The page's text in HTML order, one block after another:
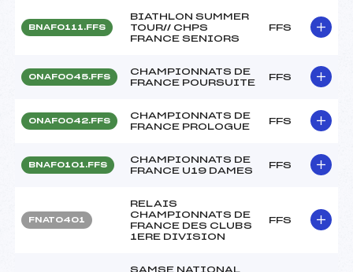
BNAF0111.FFS
BIATHLON SUMMER
TOUR// CHPS
FRANCE SENIORS
FFS
ONAF0045.FFS
CHAMPIONNATS DE
FRANCE POURSUITE
FFS
ONAF0042.FFS
CHAMPIONNATS DE
FRANCE PROLOGUE
FFS
BNAF0101.FFS
CHAMPIONNATS DE
FRANCE U19 DAMES
FFS
FNAT0401
RELAIS
CHAMPIONNATS DE
FRANCE DES CLUBS
1ERE DIVISION
FFS
SAMSE NATIONAL